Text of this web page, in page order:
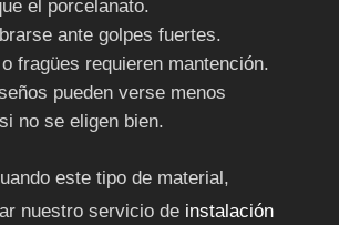
el porcelanato.
ante golpes fuertes.
fragües requieren mantención.
pueden verse menos
no se eligen bien.
este tipo de material,
nuestro servicio de instalación